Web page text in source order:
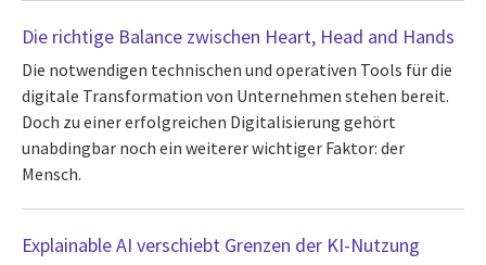
Die richtige Balance zwischen Heart, Head and Hands
Die notwendigen technischen und operativen Tools für die
digitale Transformation von Unternehmen stehen bereit.
Doch zu einer erfolgreichen Digitalisierung gehört
unabdingbar noch ein weiterer wichtiger Faktor: der
Mensch.
Explainable AI verschiebt Grenzen der KI-Nutzung